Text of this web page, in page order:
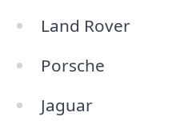
Land Rover
Porsche
Jaguar